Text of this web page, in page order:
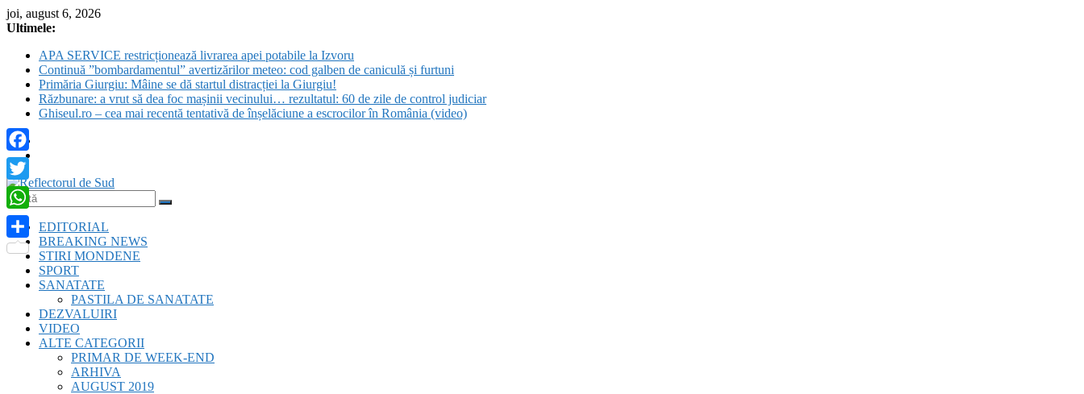
Skip
to
joi, august 6, 2026
Ultimele:
APA SERVICE restricționează livrarea apei potabile la Izvoru
Continuă ”bombardamentul” avertizărilor meteo: cod galben de caniculă și furtuni
Primăria Giurgiu: Mâine se dă startul distracției la Giurgiu!
Răzbunare: a vrut să dea foc mașinii vecinului… rezultatul: 60 de zile de control judiciar
Ghiseul.ro – cea mai recentă tentativă de înșelăciune a escrocilor în România (video)
Reflectorul
de
Sud
EDITORIAL
BREAKING NEWS
STIRI MONDENE
SPORT
SANATATE
PASTILA DE SANATATE
DEZVALUIRI
VIDEO
ALTE CATEGORII
PRIMAR DE WEEK-END
ARHIVA
AUGUST 2019
Facebook
Twitter
WhatsApp
Partajează